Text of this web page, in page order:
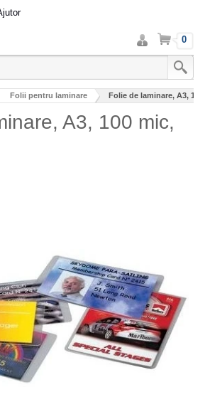
Intra
in
cont
Cos 0
Folii pentru laminare Folie de laminare, A3,
A3, 100 mic,